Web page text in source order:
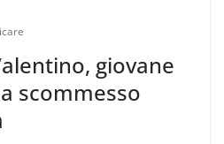
giovane
scommesso